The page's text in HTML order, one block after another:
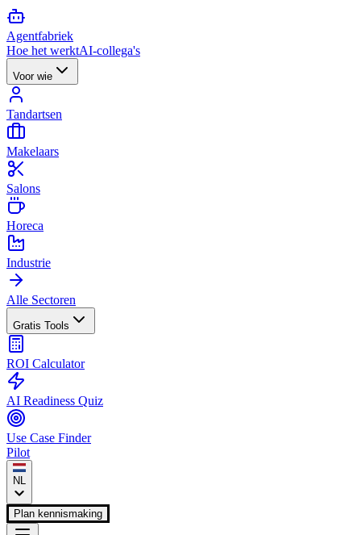
Agentfabriek
Hoe het werktAI-collega's
Voor wie
Tandartsen
Makelaars
Salons
Horeca
Industrie
Alle Sectoren
Gratis Tools
ROI Calculator
AI Readiness Quiz
Use Case Finder
Pilot
NL
Plan kennismaking